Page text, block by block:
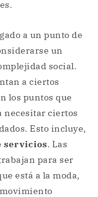
a un punto de
un
social.
a ciertos
los puntos que
necesitar ciertos
Esto incluye,
servicios. Las
para ser
está a la moda,